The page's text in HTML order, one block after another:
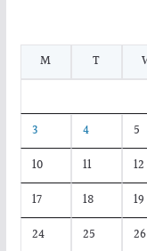
M
T
3
4 5
10
11 12
17
18 19
24
25 26